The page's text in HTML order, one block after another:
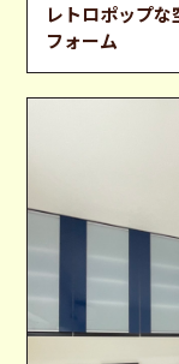
レトロポップ
フォーム